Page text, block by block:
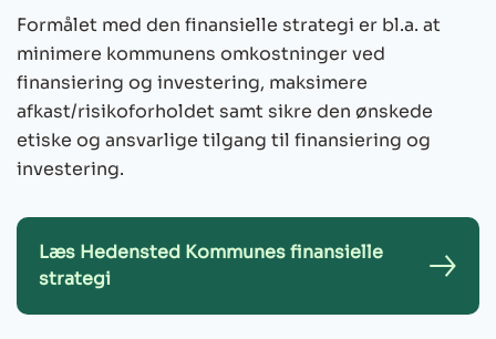
Formålet med den finansielle strategi er bl.a. at
minimere kommunens omkostninger ved
finansiering og investering, maksimere
afkast/risikoforholdet samt sikre den ønskede
etiske og ansvarlige tilgang til finansiering og
investering.
Læs Hedensted Kommunes finansielle
strategi